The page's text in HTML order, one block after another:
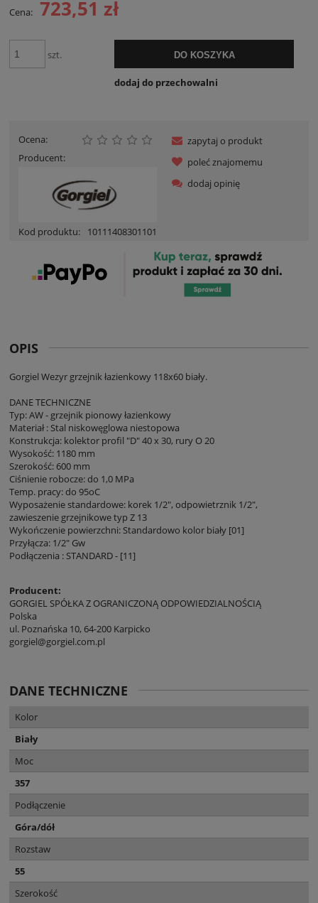
Cena: 723,51 zł
szt. DO KOSZYKA
dodaj do przechowalni
Ocena:
Producent:
Kod produktu: 10111408301101
zapytaj o produkt
poleć znajomemu
dodaj opinię
OPIS
Gorgiel Wezyr grzejnik łazienkowy 118x60 biały.
DANE TECHNICZNE
Typ: AW - grzejnik pionowy łazienkowy
Materiał : Stal niskowęglowa niestopowa
Konstrukcja: kolektor profil "D" 40 x 30, rury O 20
Wysokość: 1180 mm
Szerokość: 600 mm
Ciśnienie robocze: do 1,0 MPa
Temp. pracy: do 95oC
Wyposażenie standardowe: korek 1/2", odpowietrznik 1/2",
zawieszenie grzejnikowe typ Z 13
Wykończenie powierzchni: Standardowo kolor biały [01]
Przyłącza: 1/2" Gw
Podłączenia : STANDARD - [11]
Producent:
GORGIEL SPÓŁKA Z OGRANICZONĄ ODPOWIEDZIALNOŚCIĄ
Polska
ul. Poznańska 10, 64-200 Karpicko
gorgiel@gorgiel.com.pl
DANE TECHNICZNE
Kolor
Biały
Moc
357
Podłączenie
Góra/dół
Rozstaw
55
Szerokość